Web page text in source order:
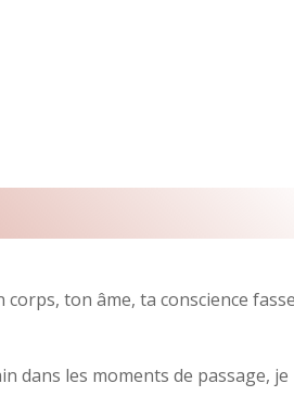
corps, ton âme, ta conscience
dans les moments de passage, je